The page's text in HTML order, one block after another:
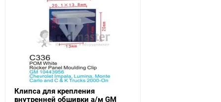
Клипса для крепления
внутренней обшивки а/м GM